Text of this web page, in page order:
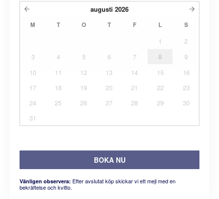
augusti 2026
M T O T F L S
1
2
3
4 5 6 7 8
9
10
11 12 13 14 15
16
17
18 19 20 21 22
23
24
25 26 27 28 29
30
31
BOKA NU
Vänligen observera: Efter avslutat köp skickar vi ett mejl med en
bekräftelse och kvitto.